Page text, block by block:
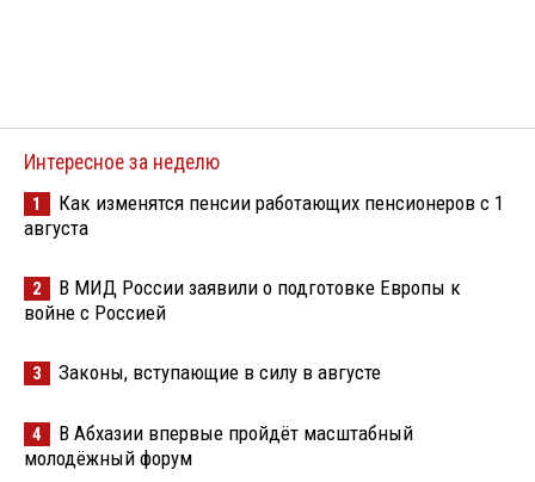
Интересное за неделю
1
Как изменятся пенсии работающих пенсионеров с 1
августа
2
В МИД России заявили о подготовке Европы к
войне с Россией
3 Законы, вступающие в силу в августе
4
В Абхазии впервые пройдёт масштабный
молодёжный форум